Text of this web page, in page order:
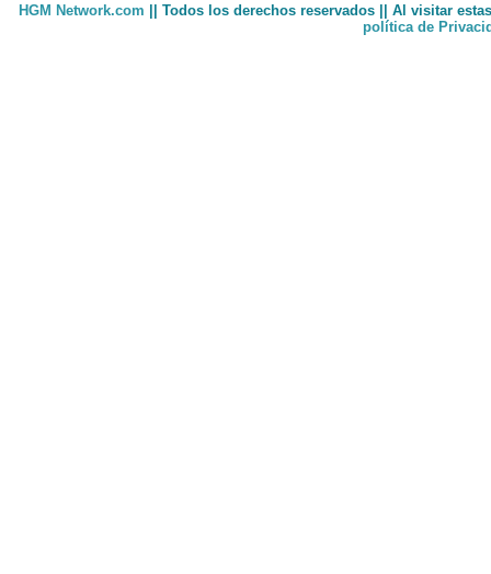
HGM Network.com || Todos los derechos reservados || Al visitar
política de